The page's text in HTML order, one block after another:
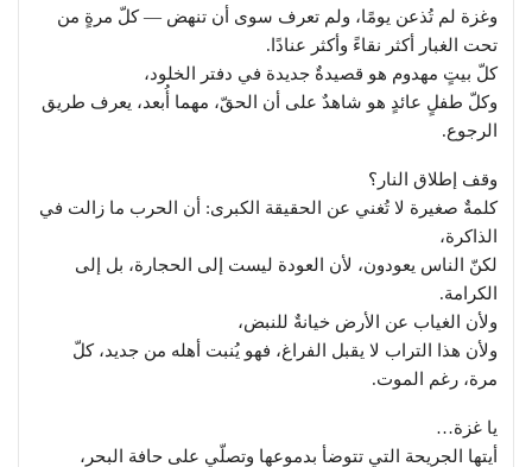
وغزة لم تُذعن يومًا، ولم تعرف سوى أن تنهض — كلّ مرةٍ من
تحت الغبار أكثر نقاءً وأكثر عنادًا.
كلّ بيتٍ مهدوم هو قصيدةٌ جديدة في دفتر الخلود،
وكلّ طفلٍ عائدٍ هو شاهدٌ على أن الحقّ، مهما أُبعد، يعرف طريق
الرجوع.
وقف إطلاق النار؟
كلمةٌ صغيرة لا تُغني عن الحقيقة الكبرى: أن الحرب ما زالت في
الذاكرة،
لكنّ الناس يعودون، لأن العودة ليست إلى الحجارة، بل إلى
الكرامة.
ولأن الغياب عن الأرض خيانةٌ للنبض،
ولأن هذا التراب لا يقبل الفراغ، فهو يُنبت أهله من جديد، كلّ
مرة، رغم الموت.
يا غزة…
أيتها الجريحة التي تتوضأ بدموعها وتصلّي على حافة البحر،